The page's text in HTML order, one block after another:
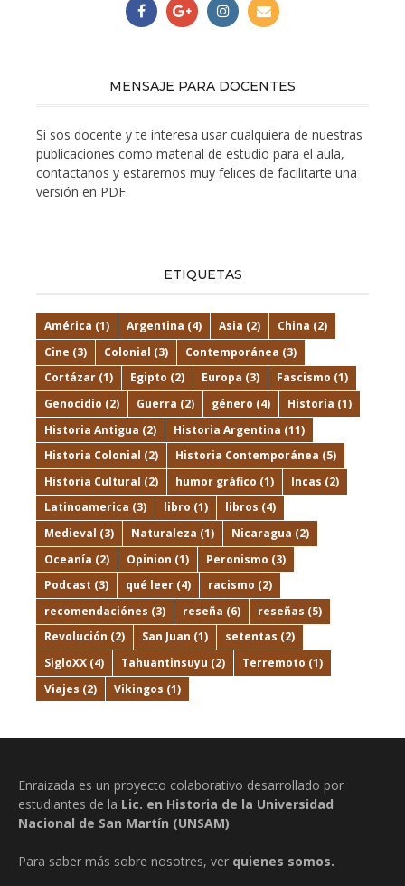
MENSAJE PARA DOCENTES
Si sos docente y te interesa usar cualquiera de nuestras
publicaciones como material de estudio para el aula,
contactanos y estaremos muy felices de facilitarte una
versión en PDF.
ETIQUETAS
América (1) Argentina (4) Asia (2) China (2)
Cine (3) Colonial (3) Contemporánea (3)
Cortázar (1) Egipto (2) Europa (3) Fascismo (1)
Genocidio (2) Guerra (2) género (4) Historia (1)
Historia Antigua (2) Historia Argentina (11)
Historia Colonial (2) Historia Contemporánea (5)
Historia Cultural (2) humor gráfico (1) Incas (2)
Latinoamerica (3) libro (1) libros (4)
Medieval (3) Naturaleza (1) Nicaragua (2)
Oceanía (2) Opinion (1) Peronismo (3)
Podcast (3) qué leer (4) racismo (2)
recomendaciónes (3) reseña (6) reseñas (5)
Revolución (2) San Juan (1) setentas (2)
SigloXX (4) Tahuantinsuyu (2) Terremoto (1)
Viajes (2) Vikingos (1)
Enraizada es un proyecto colaborativo desarrollado por
estudiantes de la Lic. en Historia de la Universidad
Nacional de San Martín (UNSAM)
Para saber más sobre nosotres, ver quienes somos.